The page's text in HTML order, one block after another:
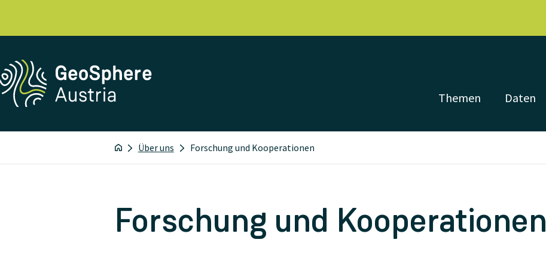
Themen Daten
Über uns Forschung und Kooperationen
Forschung und Kooperationen